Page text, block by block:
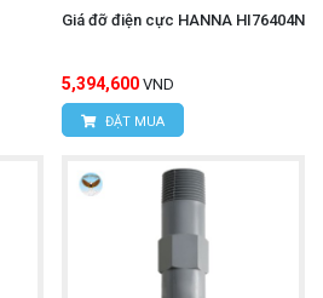
Giá đỡ điện cực HANNA HI76404N
5,394,600 VND
ĐẶT MUA